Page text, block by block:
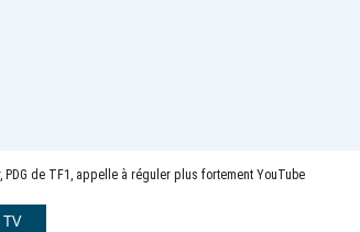
de TF1, appelle à réguler plus fortement YouTube
TV